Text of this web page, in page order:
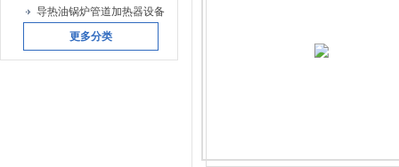
导热油锅炉管道加热器设备
更多分类